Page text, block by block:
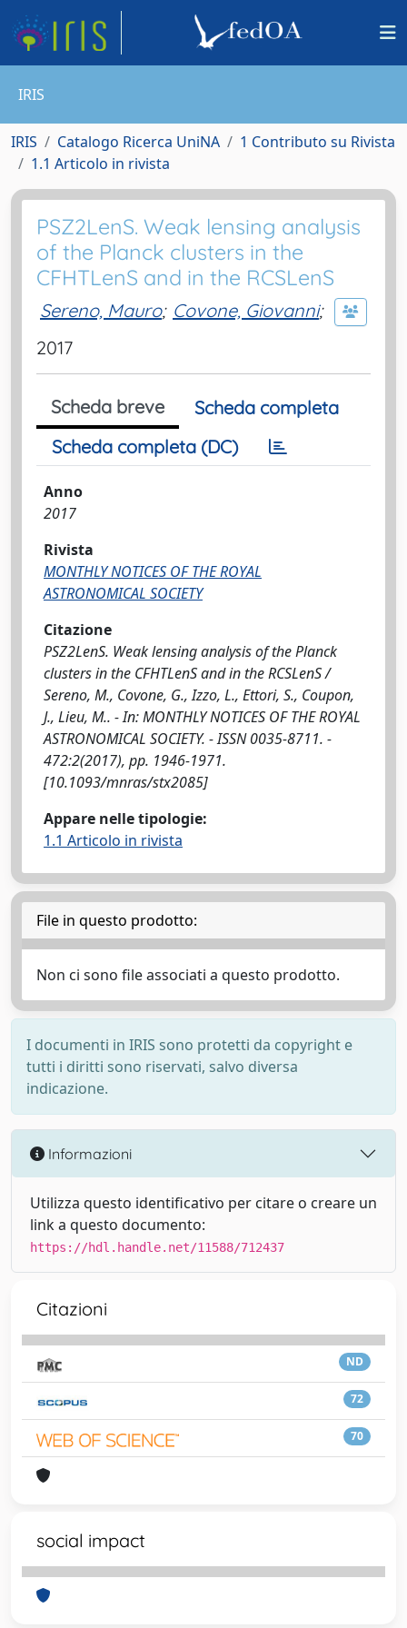
IRIS
IRIS Catalogo Ricerca UniNA
1 Contributo su Rivista
1.1 Articolo in rivista
PSZ2LenS. Weak lensing analysis
of the Planck clusters in the
CFHTLenS and in the RCSLenS
Sereno, Mauro; Covone, Giovanni;
2017
Scheda breve
Scheda completa
Scheda completa (DC)
Anno
2017
Rivista
MONTHLY NOTICES OF THE ROYAL
ASTRONOMICAL SOCIETY
Citazione
PSZ2LenS. Weak lensing analysis of the Planck
clusters in the CFHTLenS and in the RCSLenS /
Sereno, M., Covone, G., Izzo, L., Ettori, S., Coupon,
J., Lieu, M.. - In: MONTHLY NOTICES OF THE ROYAL
ASTRONOMICAL SOCIETY. - ISSN 0035-8711. -
472:2(2017), pp. 1946-1971.
[10.1093/mnras/stx2085]
Appare nelle tipologie:
1.1 Articolo in rivista
File in questo prodotto:
Non ci sono file associati a questo prodotto.
I documenti in IRIS sono protetti da copyright e
tutti i diritti sono riservati, salvo diversa
indicazione.
Informazioni
Utilizza questo identificativo per citare o creare un
link a questo documento:
https://hdl.handle.net/11588/712437
Citazioni
ND
72
70
social impact